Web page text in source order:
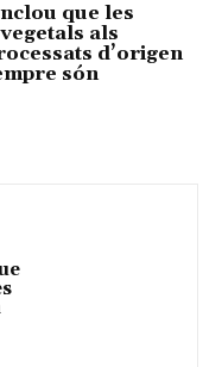
que les
als
d’origen
són